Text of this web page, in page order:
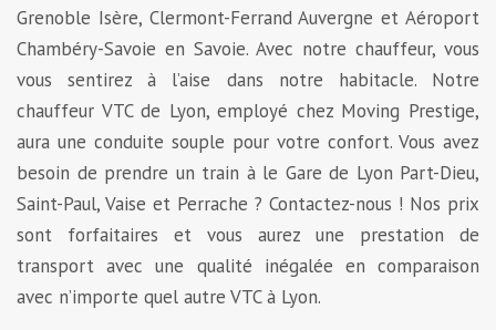
Grenoble Isère, Clermont-Ferrand Auvergne et Aéroport
Chambéry-Savoie en Savoie. Avec notre chauffeur, vous
vous sentirez à l’aise dans notre habitacle. Notre
chauffeur VTC de Lyon, employé chez Moving Prestige,
aura une conduite souple pour votre confort. Vous avez
besoin de prendre un train à le Gare de Lyon Part-Dieu,
Saint-Paul, Vaise et Perrache ? Contactez-nous ! Nos prix
sont forfaitaires et vous aurez une prestation de
transport avec une qualité inégalée en comparaison
avec n’importe quel autre VTC à Lyon.